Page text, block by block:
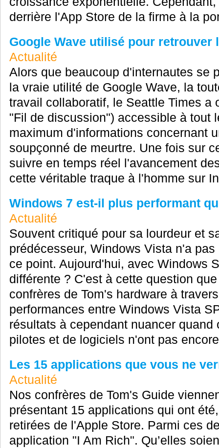
derrière l'App Store de la firme à la
Google Wave utilisé pour
Actualité
Alors que beaucoup d'internautes se
la vraie utilité de Google Wave, la
travail collaboratif, le Seattle Times a
"Fil de discussion") accessible à tout
maximum d'informations concernant
soupçonné de meurtre. Une fois sur
suivre en temps réel l'avancement
cette véritable traque à l'homme sur
Windows 7 est-il plus performant
Actualité
Souvent critiqué pour sa lourdeur et
prédécesseur, Windows Vista n'a
ce point. Aujourd'hui, avec Windows
différente ? C'est à cette question
confrères de Tom's hardware à
performances entre Windows Vista
résultats à cependant nuancer
pilotes et de logiciels n'ont pas
Les 15 applications que vous ne
Actualité
Nos confrères de Tom's Guide
présentant 15 applications qui ont
retirées de l'Apple Store. Parmi ces
application "I Am Rich". Qu’elles